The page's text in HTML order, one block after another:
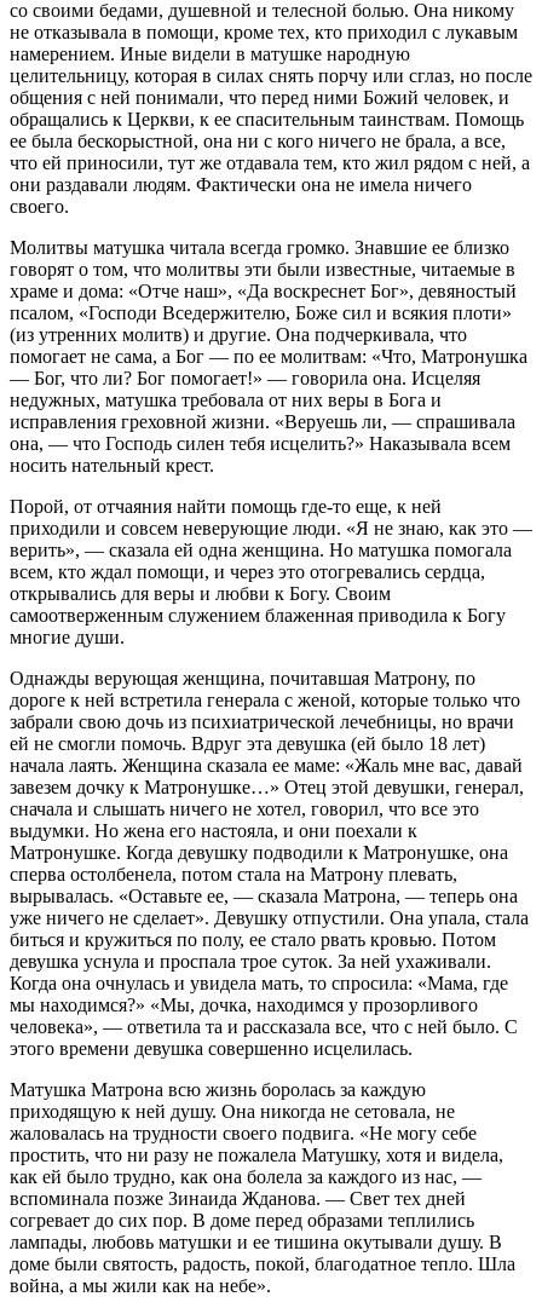
со своими бедами, душевной и телесной болью. Она никому
не отказывала в помощи, кроме тех, кто приходил с лукавым
намерением. Иные видели в матушке народную
целительницу, которая в силах снять порчу или сглаз, но после
общения с ней понимали, что перед ними Божий человек, и
обращались к Церкви, к ее спасительным таинствам. Помощь
ее была бескорыстной, она ни с кого ничего не брала, а все,
что ей приносили, тут же отдавала тем, кто жил рядом с ней, а
они раздавали людям. Фактически она не имела ничего
своего.
Молитвы матушка читала всегда громко. Знавшие ее близко
говорят о том, что молитвы эти были известные, читаемые в
храме и дома: «Отче наш», «Да воскреснет Бог», девяностый
псалом, «Господи Вседержителю, Боже сил и всякия плоти»
(из утренних молитв) и другие. Она подчеркивала, что
помогает не сама, а Бог — по ее молитвам: «Что, Матронушка
— Бог, что ли? Бог помогает!» — говорила она. Исцеляя
недужных, матушка требовала от них веры в Бога и
исправления греховной жизни. «Веруешь ли, — спрашивала
она, — что Господь силен тебя исцелить?» Наказывала всем
носить нательный крест.
Порой, от отчаяния найти помощь где-то еще, к ней
приходили и совсем неверующие люди. «Я не знаю, как это —
верить», — сказала ей одна женщина. Но матушка помогала
всем, кто ждал помощи, и через это отогревались сердца,
открывались для веры и любви к Богу. Своим
самоотверженным служением блаженная приводила к Богу
многие души.
Однажды верующая женщина, почитавшая Матрону, по
дороге к ней встретила генерала с женой, которые только что
забрали свою дочь из психиатрической лечебницы, но врачи
ей не смогли помочь. Вдруг эта девушка (ей было 18 лет)
начала лаять. Женщина сказала ее маме: «Жаль мне вас, давай
завезем дочку к Матронушке…» Отец этой девушки, генерал,
сначала и слышать ничего не хотел, говорил, что все это
выдумки. Но жена его настояла, и они поехали к
Матронушке. Когда девушку подводили к Матронушке, она
сперва остолбенела, потом стала на Матрону плевать,
вырывалась. «Оставьте ее, — сказала Матрона, — теперь она
уже ничего не сделает». Девушку отпустили. Она упала, стала
биться и кружиться по полу, ее стало рвать кровью. Потом
девушка уснула и проспала трое суток. За ней ухаживали.
Когда она очнулась и увидела мать, то спросила: «Мама, где
мы находимся?» «Мы, дочка, находимся у прозорливого
человека», — ответила та и рассказала все, что с ней было. С
этого времени девушка совершенно исцелилась.
Матушка Матрона всю жизнь боролась за каждую
приходящую к ней душу. Она никогда не сетовала, не
жаловалась на трудности своего подвига. «Не могу себе
простить, что ни разу не пожалела Матушку, хотя и видела,
как ей было трудно, как она болела за каждого из нас, —
вспоминала позже Зинаида Жданова. — Свет тех дней
согревает до сих пор. В доме перед образами теплились
лампады, любовь матушки и ее тишина окутывали душу. В
доме были святость, радость, покой, благодатное тепло. Шла
война, а мы жили как на небе».